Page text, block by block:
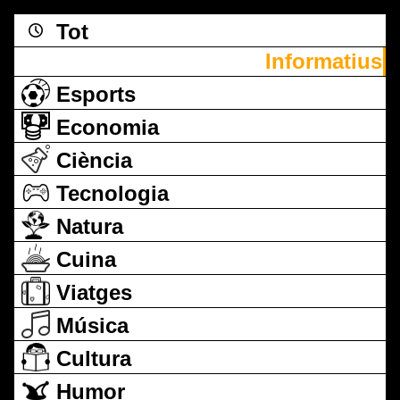
Tot
Informatius
Esports
Economia
Ciència
Tecnologia
Natura
Cuina
Viatges
Música
Cultura
Humor